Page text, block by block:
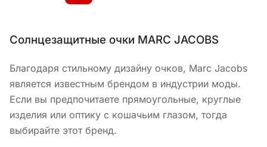
Солнцезащитные очки MARC JACOBS
Благодаря стильному дизайну очков, Marc Jacobs
является известным брендом в индустрии моды.
Если вы предпочитаете прямоугольные, круглые
изделия или оптику с кошачьим глазом, тогда
выбирайте этот бренд.